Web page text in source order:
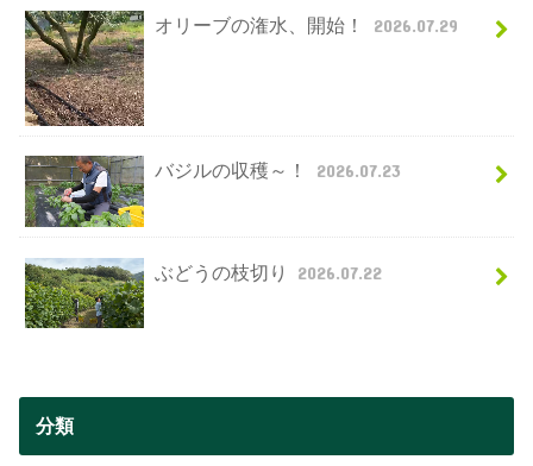
オリーブの潅水、開始！ 2026.07.29
バジルの収穫～！ 2026.07.23
ぶどうの枝切り 2026.07.22
分類